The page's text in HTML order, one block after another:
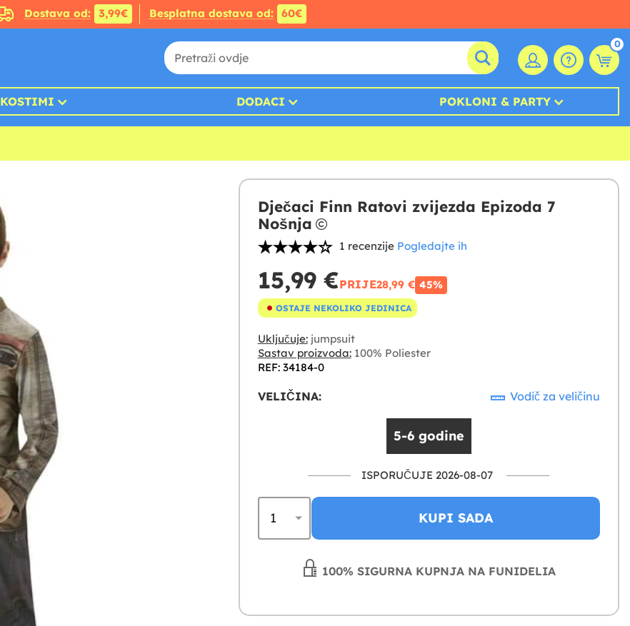
Dostava od: 3,99€ Besplatna dostava od: 60€
0
KOSTIMI DODACI POKLONI & PARTY
Dječaci Finn Ratovi zvijezda Epizoda 7
Nošnja
1 recenzije Pogledajte ih
15,99 €PRIJE28,99 € 45%
OSTAJE NEKOLIKO JEDINICA
Uključuje:jumpsuit
Sastav proizvoda:100% Poliester
REF: 34184-0
VELIČINA: Vodič za veličinu
5-6 godine
ISPORUČUJE 2026-08-07
KUPI SADA
100% SIGURNA KUPNJA NA FUNIDELIA